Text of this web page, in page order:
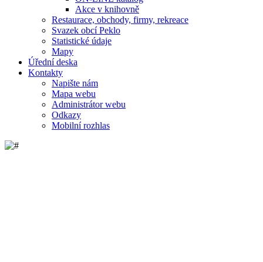
Akce v knihovně
Restaurace, obchody, firmy, rekreace
Svazek obcí Peklo
Statistické údaje
Mapy
Úřední deska
Kontakty
Napište nám
Mapa webu
Administrátor webu
Odkazy
Mobilní rozhlas